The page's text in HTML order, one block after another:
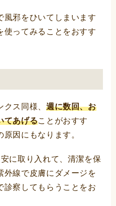
風邪をひいてしまいます
使ってみることをおすす
ス同様、 週に数回、お
てあげることがおすす
因にもなります。
に取り入れて、清潔を保
外線で皮膚にダメージを
診察してもらうことをお